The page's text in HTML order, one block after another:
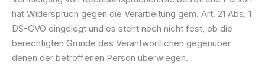
hat Widerspruch gegen die Verarbeitung gem. Art. 21 Abs. 1
DS-GVO eingelegt und es steht noch nicht fest, ob die
berechtigten Gründe des Verantwortlichen gegenüber
denen der betroffenen Person überwiegen.